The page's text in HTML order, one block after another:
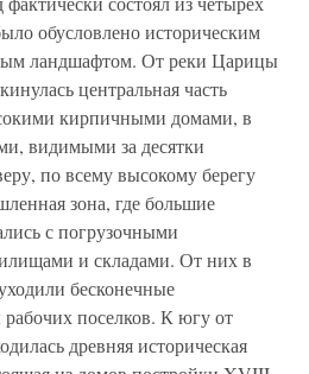
обусловлено историческим
ландшафтом. От реки Царицы
центральная часть
кирпичными домами, в
видимыми за десятки
по всему высокому берегу
зона, где большие
с погрузочными
и складами. От них в
бесконечные
поселков. К югу от
древняя историческая